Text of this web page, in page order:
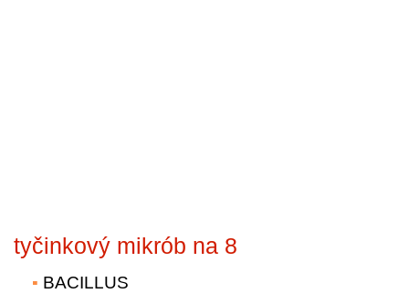
tyčinkový mikrób na 8
BACILLUS